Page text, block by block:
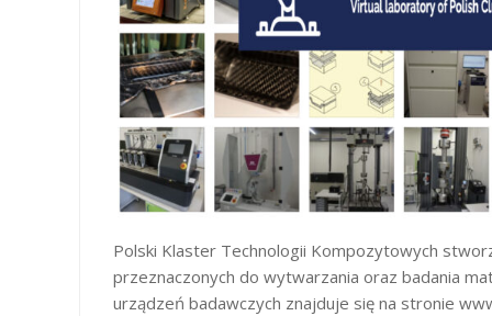
Polski Klaster Technologii Kompozytowych
przeznaczonych do wytwarzania oraz badania
urządzeń badawczych znajduje się na stronie